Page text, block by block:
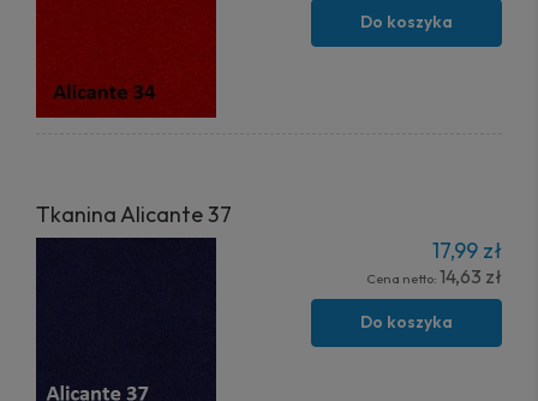
Do koszyka
Tkanina Alicante 37
17,99 zł
Cena netto: 14,63 zł
Do koszyka